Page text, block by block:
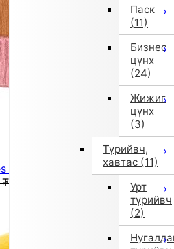
Паск
(11)
Бизнес
цүнх
(24)
Жижиг
цүнх
(3)
Түрийвч,
хавтас (11)
Урт
түрийвч
(2)
(54/S/Red)
₮